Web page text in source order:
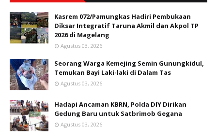
Kasrem 072/Pamungkas Hadiri Pembukaan
Diksar Integratif Taruna Akmil dan Akpol TP
2026 di Magelang
Agustus 03, 2026
Seorang Warga Kemejing Semin Gunungkidul,
Temukan Bayi Laki-laki di Dalam Tas
Agustus 03, 2026
Hadapi Ancaman KBRN, Polda DIY Dirikan
Gedung Baru untuk Satbrimob Gegana
Agustus 03, 2026